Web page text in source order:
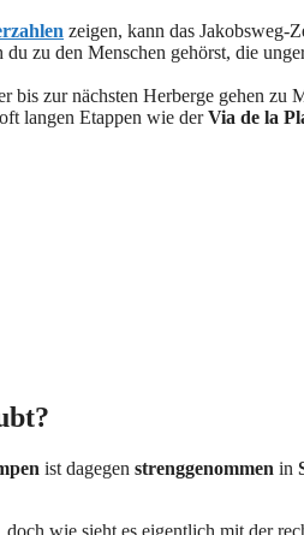
zeigen, kann das Jakobsweg-
zu den Menschen gehörst, die
bis zur nächsten Herberge gehen zu
langen Etappen wie derVia de la
ist dagegen strenggenommen in
wie sieht es eigentlich mit der